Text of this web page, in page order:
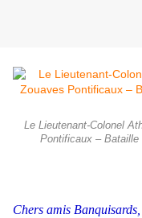
Le Lieutenant-Colonel
Pontificaux – Bataille
Chers amis